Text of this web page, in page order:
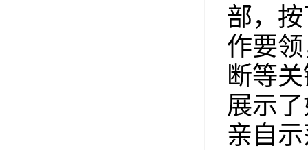
部，
作要
断等
展示
亲自